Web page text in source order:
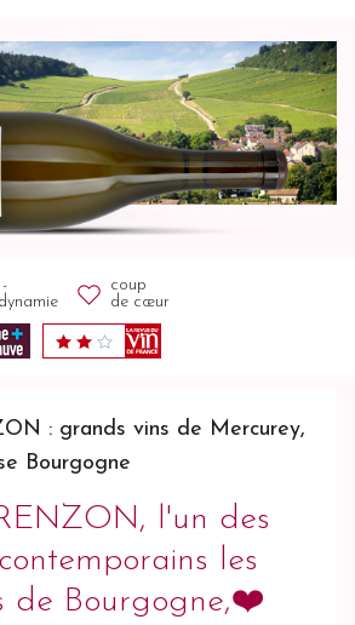
coup
de cœur
: grands vins de Mercurey,
Bourgogne
l'un des
les
de Bourgogne,❤️